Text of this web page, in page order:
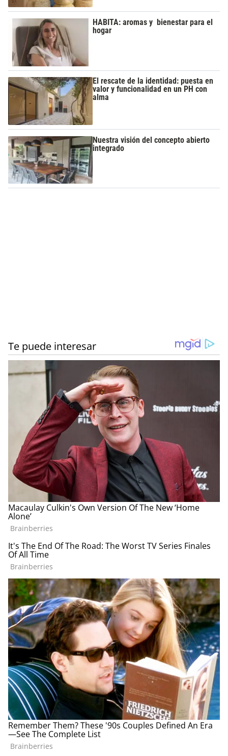
HABITA: aromas y bienestar para el
hogar
El rescate de la identidad: puesta en
valor y funcionalidad en un PH con
alma
Nuestra visión del concepto abierto
integrado